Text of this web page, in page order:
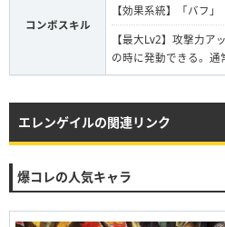
コンボスキル
【効果系統】「バフ」
【最大Lv2】攻撃力ア
の時に発動できる。通
エレンゲイルの関連リンク
爆コレの人気キャラ